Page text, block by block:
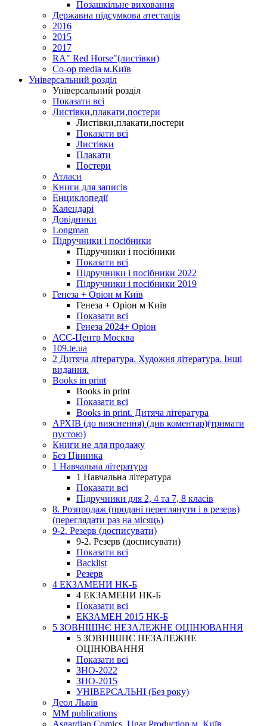
Позашкільне виховання
Державна підсумкова атестація
2016
2015
2017
RA" Red Horse"(листівки)
Co-op media м.Київ
Універсальний розділ
Універсальний розділ
Показати всі
Листівки,плакати,постери
Листівки,плакати,постери
Показати всі
Листівки
Плакати
Постери
Атласи
Книги для записів
Енциклопедії
Календарі
Довідники
Longman
Підручники і посібники
Підручники і посібники
Показати всі
Підручники і посібники 2022
Підручники і посібники 2019
Генеза + Оріон м Київ
Генеза + Оріон м Київ
Показати всі
Генеза 2024+ Оріон
АСС-Центр Москва
109.te.ua
2 Дитяча література. Художня література. Інші
видання.
Books in print
Books in print
Показати всі
Books in print. Дитяча література
АРХІВ (до вияснення) (див коментар)(тримати
пустою)
Книги не для продажу
Без Цінника
1 Навчальна література
1 Навчальна література
Показати всі
Підручники для 2, 4 та 7, 8 класів
8. Розпродаж (продані переглянути і в резерв)
(переглядати раз на місяць)
9-2. Резерв (досписувати)
9-2. Резерв (досписувати)
Показати всі
Backlist
Резерв
4 ЕКЗАМЕНИ НК-Б
4 ЕКЗАМЕНИ НК-Б
Показати всі
ЕКЗАМЕН 2015 НК-Б
5 ЗОВНІШНЄ НЕЗАЛЕЖНЕ ОЦІНЮВАННЯ
5 ЗОВНІШНЄ НЕЗАЛЕЖНЕ
ОЦІНЮВАННЯ
Показати всі
ЗНО-2022
ЗНО-2015
УНІВЕРСАЛЬНІ (Без року)
Деол Львів
MM publications
Asgardian Comics, Ugar Production м. Київ